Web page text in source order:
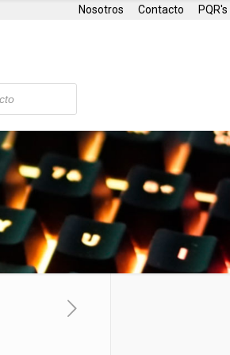
Nosotros Contacto PQR's